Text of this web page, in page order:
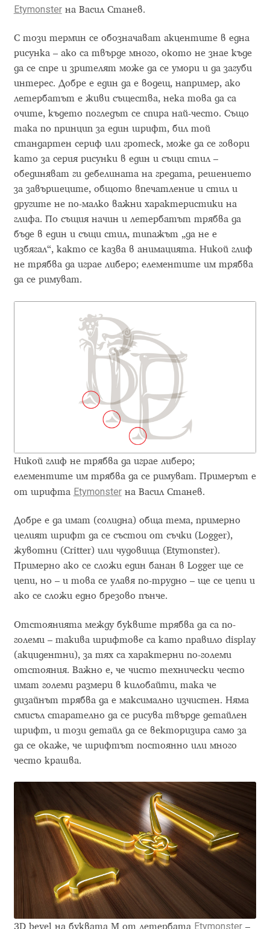
Alexey Malkov
Alfredo Marco Pradil
Aliaksei Koval
Amy Cox
Anastasia Larina
Andrea Tartarelli
Andreas Eigendorf
Andreas Nolda
Andrew Kensler
Andrey Kudryavtsev
Andrij Shevchenko
Andy Lethbridge
Ani Dimitrova
Ani Petrova
Ania Wieluńska
Anita Jürgeleit
Anton Chernogorov
Antonina Zhulkova
Apostolos Syropoulos
Apostrophic Laboratory
Archil Imnadze
Asen Tiberiy Baramov
bBox Type
Belleve Invis
Ben Jones
Etymonsterна Васил Станев.
С този термин се обозначават акцентите в една
рисунка – ако са твърде много, окото не знае къде
да се спре и зрителят може да се умори и да загуби
интерес. Добре е един да е водещ, например, ако
летербатът е живи същества, нека това да са
очите, където погледът се спира най-често. Също
така по принцип за един шрифт, бил той
стандартен сериф или гротеск, може да се говори
като за серия рисунки в един и същи стил –
обединяват ги дебелината на гредата, решението
за завършеците, общото впечатление и стил и
другите не по-малко важни характеристики на
глифа. По същия начин и летербатът трябва да
бъде в един и същи стил, типажът „да не е
избягал“, както се казва в анимацията. Никой глиф
не трябва да играе либеро; елементите им трябва
да се римуват.
Никой глиф не трябва да играе либеро;
елементите им трябва да се римуват. Примерът е
от шрифта Etymonsterна Васил Станев.
Добре е да имат (солидна) обща тема, примерно
целият шрифт да се състои от съчки (Logger),
жувотни (Critter) или чудовища (Etymonster).
Примерно ако се сложи един банан в Logger ще се
цепи, но – и това се улавя по-трудно – ще се цепи и
ако се сложи едно брезово пънче.
Отстоянията между буквите трябва да са по-
големи – такива шрифтове са като правило display
(акцидентни), за тях са характерни по-големи
отстояния. Важно е, че чисто технически често
имат големи размери в килобайти, така че
дизайнът трябва да е максимално изчистен. Няма
смисъл старателно да се рисува твърде детайлен
шрифт, и този детайл да се векторизира само за
да се окаже, че шрифтът постоянно или много
често крашва.
3D bevel на буквата М от летербата Etymonster–